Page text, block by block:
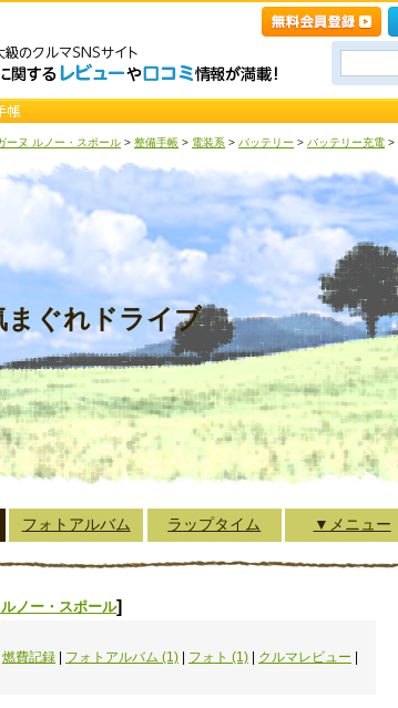
ーヌ ルノー・スポール > 整備手帳 > 電装系 > バッテリー > バッテリー充電 >
ドライブ
フォトアルバム ラップタイム ▼メニュー
ノー・スポール]
燃費記録 フォトアルバム (1) フォト (1) クルマレビュー